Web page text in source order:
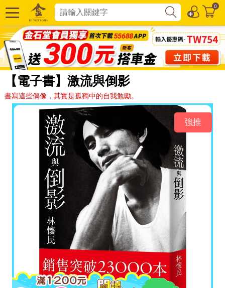
0
【電子書】激流與倒影
書寫這些偶像，其實是孤獨中的自我勉勵。
強推